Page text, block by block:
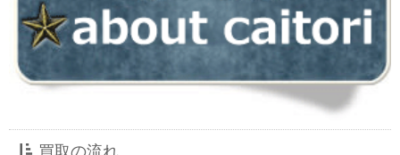
買取の流れ